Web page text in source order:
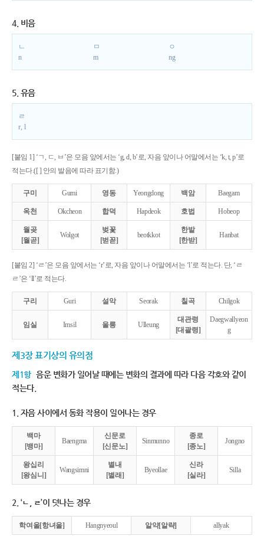
4. 비음
ㄴ
n
ㅁ
m
ㅇ
ng
5. 유음
ㄹ
r, l
[붙임 1] ‘ㄱ, ㄷ, ㅂ’은 모음 앞에서는 ‘g, d, b’로, 자음 앞이나 어말에서는 ‘k, t, p’로
적는다.([ ] 안의 발음에 따라 표기함.)
구미 Gumi 영동 Yeongdong 백암 Baegam
옥천 Okcheon 합덕 Hapdeok 호법 Hobeop
월곶
[월곧]
Wolgot
벚꽃
[벋꼳]
beotkkot
한밭
[한받]
Hanbat
[붙임 2] ‘ㄹ’은 모음 앞에서는 ‘r’로, 자음 앞이나 어말에서는 ‘l’로 적는다. 단, ‘ㄹ
ㄹ’은 ‘ll’로 적는다.
구리 Guri 설악 Seorak 칠곡 Chilgok
임실 Imsil 울릉 Ulleung
대관령
[대괄령]
Daegwallyeon
g
제3장 표기상의 유의점
제1항 음운 변화가 일어날 때에는 변화의 결과에 따라 다음 각호와 같이
적는다.
1. 자음 사이에서 동화 작용이 일어나는 경우
백마
[뱅마]
Baengma
신문로
[신문노]
Sinmunno
종로
[종노]
Jongno
왕십리
[왕심니]
Wangsimni
별내
[별래]
Byeollae
신라
[실라]
Silla
2. ‘ㄴ, ㄹ’이 덧나는 경우
학여울[항녀울] Hangnyeoul 알약[알략] allyak